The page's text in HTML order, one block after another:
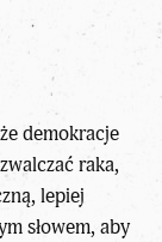
demokracje
raka,
lepiej
słowem, aby